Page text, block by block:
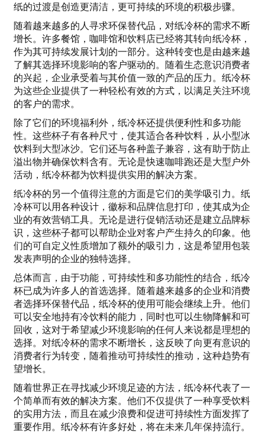
纸的过渡是创造更清洁，更可持续的环境的积极步骤。
随着越来越多的人寻求环保替代品，对纸冷杯的需求不断
增长。许多餐馆，咖啡馆和饮料店已经将其转向纸冷杯，
作为其可持续发展计划的一部分。这种转变也是由越来越
了解其选择环境影响的客户驱动的。随着生态意识消费者
的兴起，企业承受着与其价值一致的产品的压力。纸冷杯
为这些企业提供了一种轻松有效的方式，以满足关注环境
的客户的需求。
除了它们的环境福利外，纸冷杯还提供便利性和多功能
性。这些杯子有各种尺寸，使其适合各种饮料，从小型冰
饮料到大型冰沙。它们还与各种盖子兼容，这有助于防止
溢出物并确保饮料含有。无论是快速咖啡跑还是大型户外
活动，纸冷杯都为饮料提供实用的解决方案。
纸冷杯的另一个值得注意的方面是它们的美学吸引力。纸
冷杯可以用各种设计，徽标和品牌信息打印，使其成为企
业的有效营销工具。无论是进行促销活动还是建立品牌标
识，这些杯子都可以帮助企业对客户产生持久的印象。他
们的可自定义性质增加了额外的吸引力，这是希望用包装
发表声明的企业的独特选择。
总体而言，由于功能，可持续性和多功能性的结合，纸冷
杯已成为许多人的首选选择。随着越来越多的企业和消费
者选择环保替代品，纸冷杯的使用可能会继续上升。他们
可以安全地持有冷饮料的能力，同时也可以生物降解和可
回收，这对于希望减少环境影响的任何人来说都是理想的
选择。对纸冷杯的需求不断增长，这反映了向更有意识的
消费者行为转变，随着推动可持续性的推动，这种趋势有
望增长。
随着世界正在寻找减少环境足迹的方法，纸冷杯代表了一
个简单而有效的解决方案。他们不仅提供了一种享受饮料
的实用方法，而且在减少浪费和促进可持续性方面发挥了
重要作用。纸冷杯有许多好处，将在未来几年保持流行。